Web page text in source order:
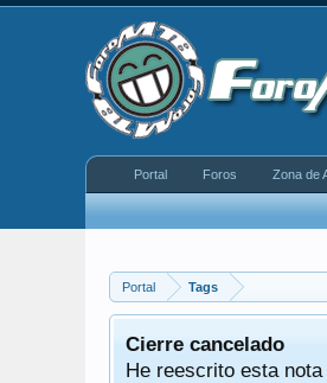
Portal Tags
Cierre cancelado
He reescrito esta
Portal Foros Zona de